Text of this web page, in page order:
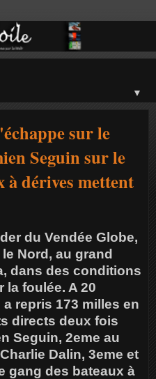
▼
sur le
Seguin sur le
à dérives mettent
du Vendée Globe,
Nord, au grand
dans des conditions
foulée. A 20
repris 173 milles en
directs deux fois
Seguin, 2eme au
Dalin, 3eme et
gang des bateaux à